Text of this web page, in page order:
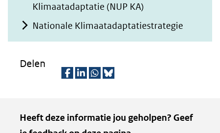
Klimaatadaptatie (NUP KA)
in
andere
Nationale Klimaatadaptatiestrategie
Delen
l
l
l
z
Kopie
Heeft deze informatie jou geholpen? Geef